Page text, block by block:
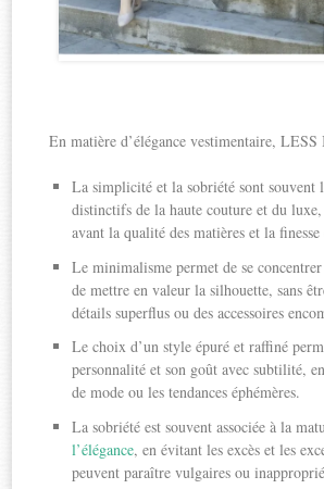
En matière d’élégance vestimentaire,
La simplicité et la sobriété sont souvent
distinctifs de la haute couture et du
avant la qualité des matières et la
Le minimalisme permet de se
de mettre en valeur la silhouette, sans
détails superflus ou des accessoires
Le choix d’un style épuré et raffiné
personnalité et son goût avec subtilité,
de mode ou les tendances éphémères.
La sobriété est souvent associée à la
l’élégance, en évitant les excès et les
peuvent paraître vulgaires ou